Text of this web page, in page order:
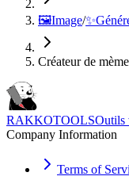
🖼️Image/✨
Créateur de
RAKKOTOOLSOutils
Company Information
Terms of